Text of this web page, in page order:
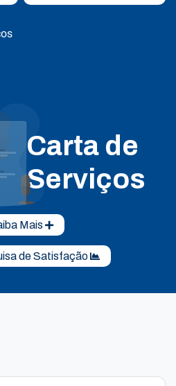
Carta de
Serviços
Mais
de Satisfação